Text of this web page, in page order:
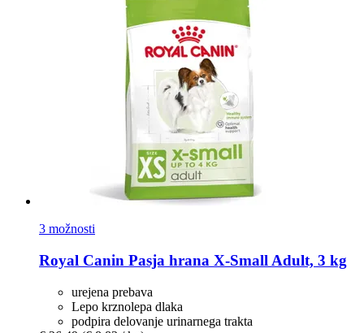
3 možnosti
Royal Canin Pasja hrana X-​Small Adult, 3 kg
urejena prebava
Lepo krznolepa dlaka
podpira delovanje urinarnega trakta